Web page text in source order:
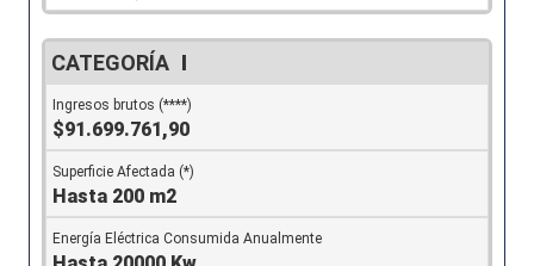
I
$91.699.761,90
Hasta 200 m2